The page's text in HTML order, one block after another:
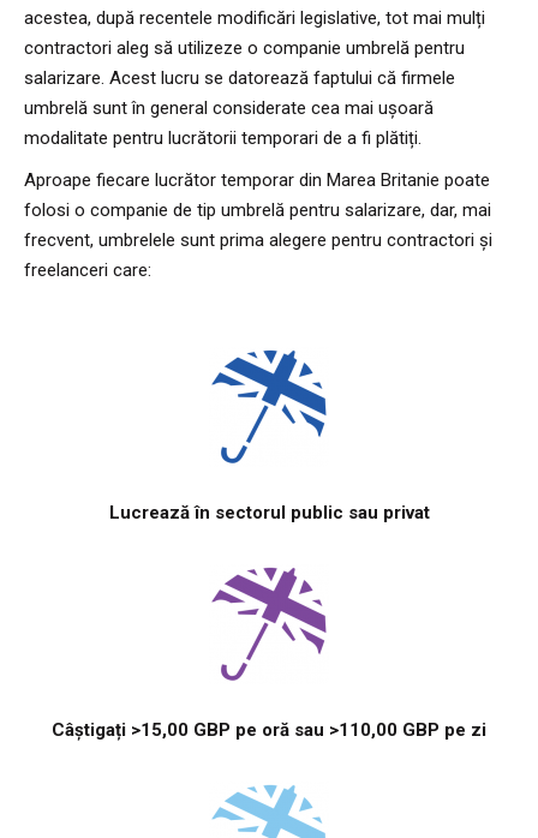
acestea, după recentele modificări legislative, tot mai mulți
contractori aleg să utilizeze o companie umbrelă pentru
salarizare. Acest lucru se datorează faptului că firmele
umbrelă sunt în general considerate cea mai ușoară
modalitate pentru lucrătorii temporari de a fi plătiți.
Aproape fiecare lucrător temporar din Marea Britanie poate
folosi o companie de tip umbrelă pentru salarizare, dar, mai
frecvent, umbrelele sunt prima alegere pentru contractori și
freelanceri care:
Lucrează în sectorul public sau privat
Câștigați >15,00 GBP pe oră sau >110,00 GBP pe zi